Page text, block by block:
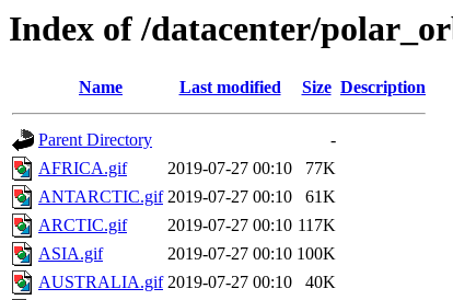
Index of /datacenter/
Name Last modified Size Description
Parent Directory
-
AFRICA.gif
2019-07-27 00:10
77K
ANTARCTIC.gif 2019-07-27 00:10
61K
ARCTIC.gif
2019-07-27 00:10 117K
ASIA.gif
2019-07-27 00:10 100K
AUSTRALIA.gif 2019-07-27 00:10
40K